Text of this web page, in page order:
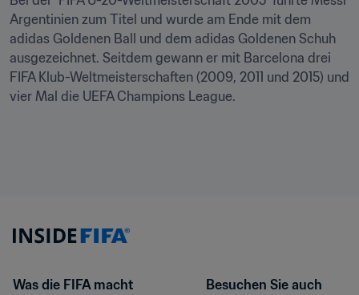
Argentinien zum Titel und wurde am Ende mit dem
adidas Goldenen Ball und dem adidas Goldenen Schuh
ausgezeichnet. Seitdem gewann er mit Barcelona drei
FIFA Klub-Weltmeisterschaften (2009, 2011 und 2015) und
vier Mal die UEFA Champions League.
Was die FIFA macht
Besuchen Sie auch